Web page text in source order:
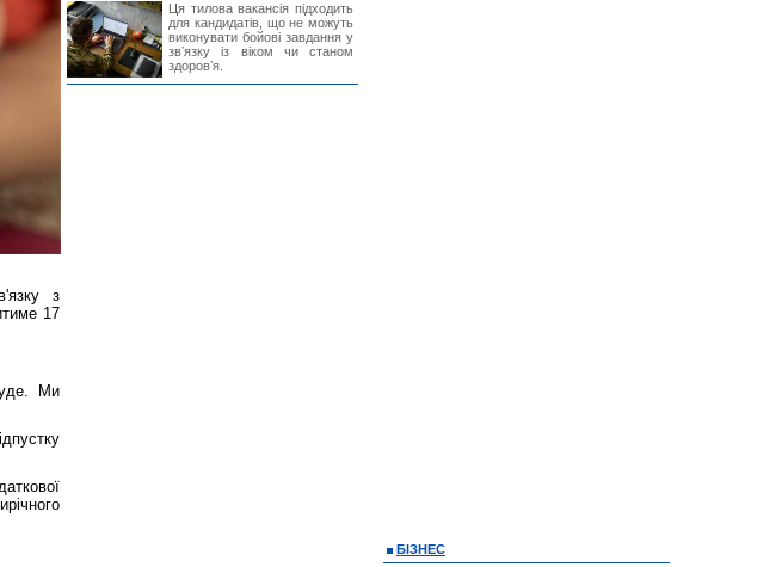
з
17
Ми
Ця тилова вакансія підходить
для кандидатів, що не можуть
виконувати бойові завдання у
звʼязку із віком чи станом
здоровʼя.
БІЗНЕС